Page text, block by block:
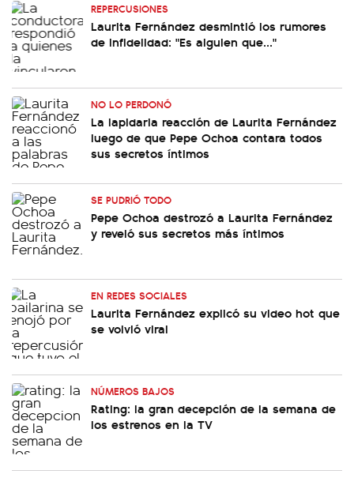
REPERCUSIONES
Laurita Fernández desmintió los rumores
de infidelidad: "Es alguien que..."
NO LO PERDONÓ
La lapidaria reacción de Laurita Fernández
luego de que Pepe Ochoa contara todos
sus secretos íntimos
SE PUDRIÓ TODO
Pepe Ochoa destrozó a Laurita Fernández
y reveló sus secretos más íntimos
EN REDES SOCIALES
Laurita Fernández explicó su video hot que
se volvió viral
NÚMEROS BAJOS
Rating: la gran decepción de la semana de
los estrenos en la TV